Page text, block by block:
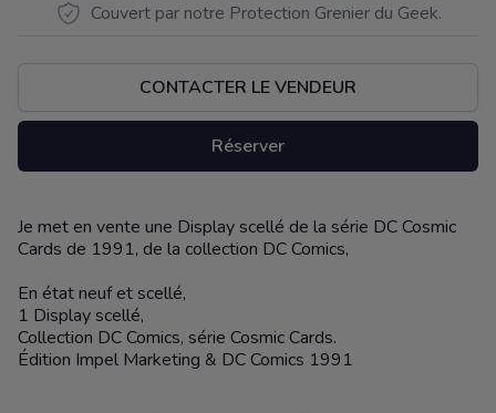
Couvert par notre Protection Grenier du Geek.
CONTACTER LE VENDEUR
Réserver
Description
Je met en vente une Display scellé de la série DC Cosmic
Cards de 1991, de la collection DC Comics,
En état neuf et scellé,
1 Display scellé,
Collection DC Comics, série Cosmic Cards.
Édition Impel Marketing & DC Comics 1991